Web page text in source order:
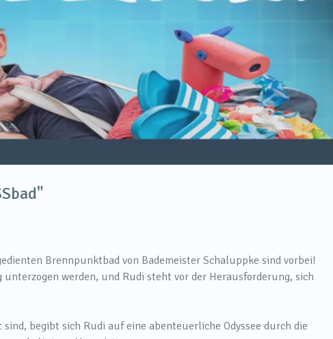
Brennpunktbad von Bademeister Schaluppke sind vorbei!
werden, und Rudi steht vor der Herausforderung, sich
begibt sich Rudi auf eine abenteuerliche Odyssee durch die